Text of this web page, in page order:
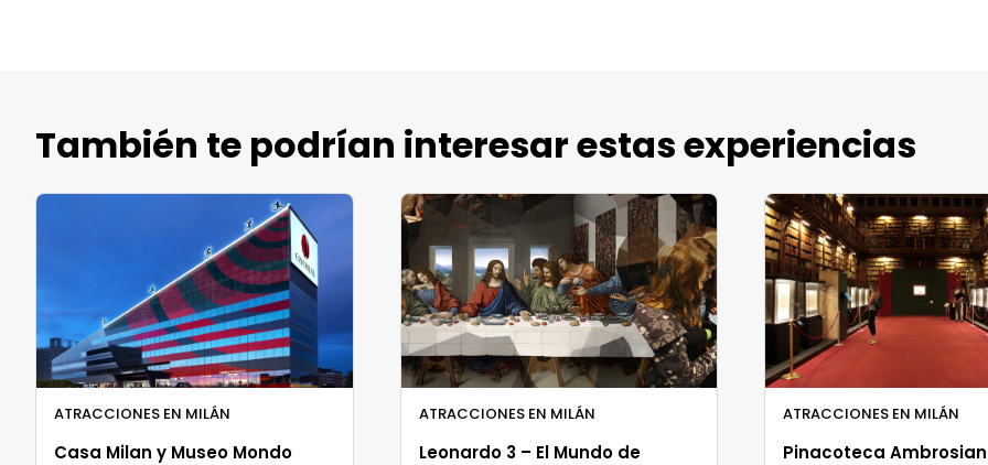
También te podrían interesar estas experiencias
ATRACCIONES EN MILÁN
Casa Milan y Museo Mondo
ATRACCIONES EN MILÁN
Leonardo 3 – El Mundo de
ATRACCIONES EN MILÁN
Pinacoteca